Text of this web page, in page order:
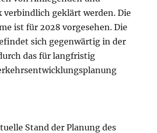
geklärt werden. Die
ist für 2028 vorgesehen. Die
sich gegenwärtig in der
das für langfristig
Stand der Planung des